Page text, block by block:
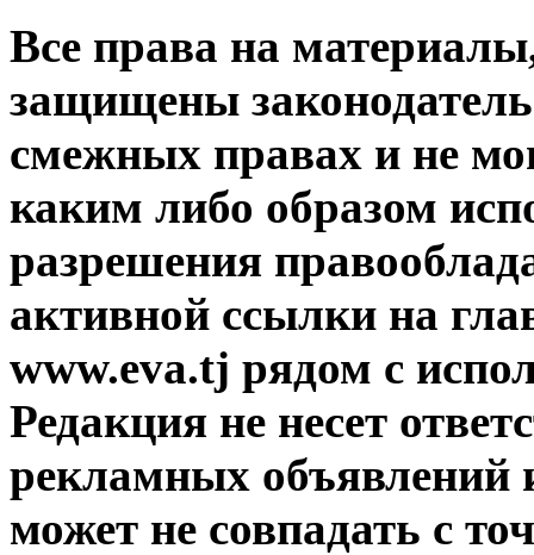
Все права на
защищены
смежных правах и не
каким либо образом
разрешения
активной ссылки на
www.eva.tj рядом с
Редакция не несет
рекламных объявлений
может не совпадать с